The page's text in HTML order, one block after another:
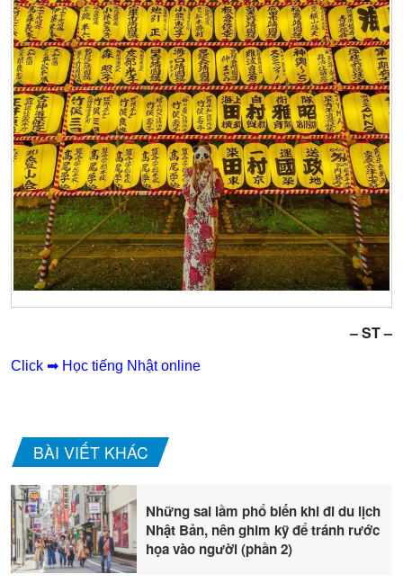
– ST –
Click ➡ Học tiếng Nhật online
BÀI VIẾT KHÁC
Những sai lầm phổ biến khi đi du lịch
Nhật Bản, nên ghim kỹ để tránh rước
họa vào người (phần 2)